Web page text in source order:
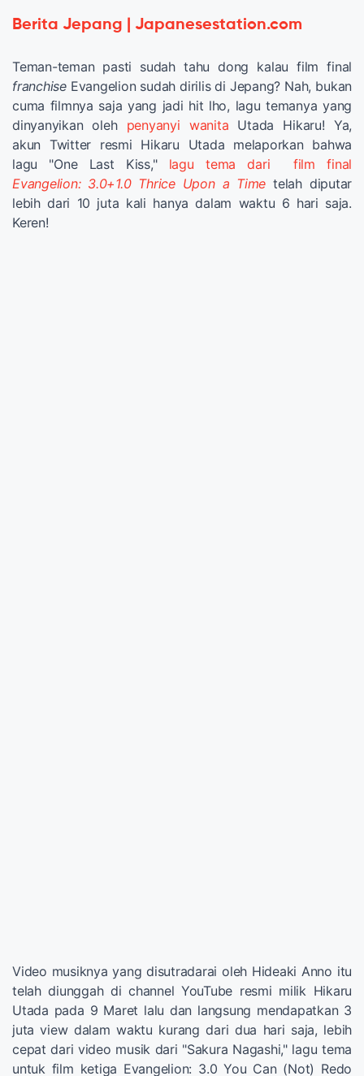
Berita Jepang | Japanesestation.com
Teman-teman pasti sudah tahu dong kalau film final
franchiseEvangelion sudah dirilis di Jepang? Nah, bukan
cuma filmnya saja yang jadi hit lho, lagu temanya yang
dinyanyikan oleh penyanyi wanita Utada Hikaru! Ya,
akun Twitter resmi Hikaru Utada melaporkan bahwa
lagu "One Last Kiss,"lagu tema dari film final
Evangelion: 3.0+1.0 Thrice Upon a Timetelah diputar
lebih dari 10 juta kali hanya dalam waktu 6 hari saja.
Keren!
Video musiknya yang disutradarai oleh Hideaki Anno itu
telah diunggah di channel YouTube resmi milik Hikaru
Utada pada 9 Maret lalu dan langsung mendapatkan 3
juta view dalam waktu kurang dari dua hari saja, lebih
cepat dari video musik dari "Sakura Nagashi," lagu tema
untuk film ketiga Evangelion: 3.0 You Can (Not) Redo